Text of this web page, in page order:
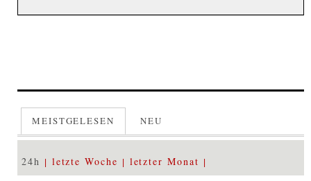
MEISTGELESEN NEU
24h letzte Woche letzter Monat